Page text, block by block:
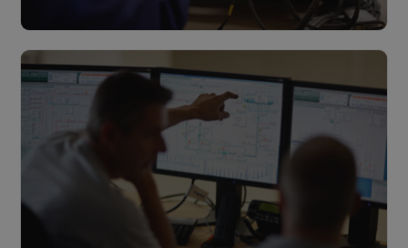
Multitechnisch onderhoud
Lees meer